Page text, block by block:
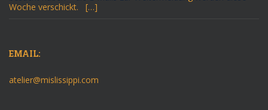
Woche verschickt. […]
EMAIL:
atelier@mislissippi.com